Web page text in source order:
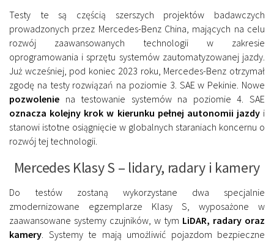
Testy te są częścią szerszych projektów badawczych
prowadzonych przez Mercedes-Benz China, mających na celu
rozwój zaawansowanych technologii w zakresie
oprogramowania i sprzętu systemów zautomatyzowanej jazdy.
Już wcześniej, pod koniec 2023 roku, Mercedes-Benz otrzymał
zgodę na testy rozwiązań na poziomie 3. SAE w Pekinie. Nowe
pozwolenie na testowanie systemów na poziomie 4. SAE
oznacza kolejny krok w kierunku pełnej autonomii jazdyi
stanowi istotne osiągnięcie w globalnych staraniach koncernu o
rozwój tej technologii.
Mercedes Klasy S – lidary, radary i kamery
Do testów zostaną wykorzystane dwa specjalnie
zmodernizowane egzemplarze Klasy S, wyposażone w
zaawansowane systemy czujników, w tym LiDAR, radary oraz
kamery . Systemy te mają umożliwić pojazdom bezpieczne